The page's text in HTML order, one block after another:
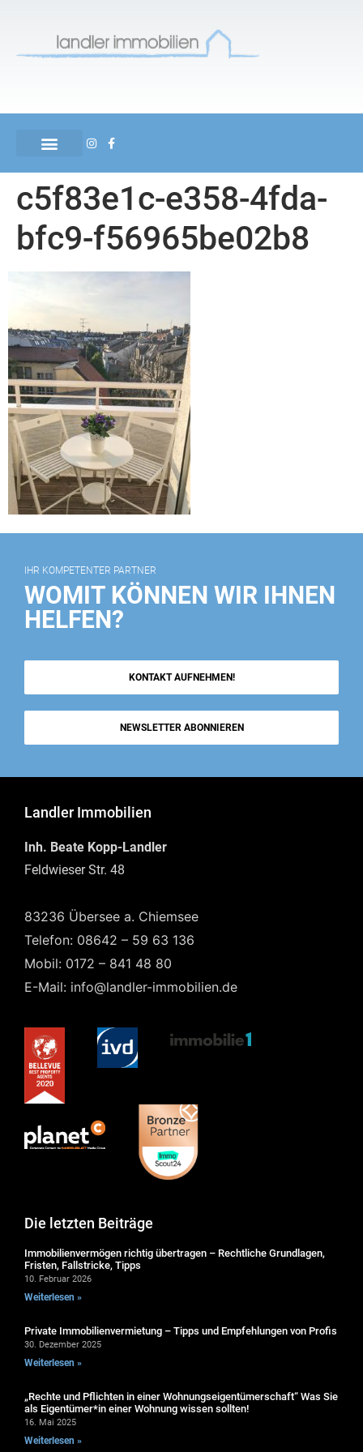
c5f83e1c-e358-4fda-
bfc9-f56965be02b8
IHR KOMPETENTER PARTNER
WOMIT KÖNNEN WIR IHNEN
HELFEN?
KONTAKT AUFNEHMEN!
NEWSLETTER ABONNIEREN
Landler Immobilien
Inh. Beate Kopp-Landler
Feldwieser Str. 48
83236 Übersee a. Chiemsee
Telefon: 08642 – 59 63 136
Mobil: 0172 – 841 48 80
E-Mail: info@landler-immobilien.de
Die letzten Beiträge
Immobilienvermögen richtig übertragen – Rechtliche Grundlagen,
Fristen, Fallstricke, Tipps
10. Februar 2026
Weiterlesen »
Private Immobilienvermietung – Tipps und Empfehlungen von Profis
30. Dezember 2025
Weiterlesen »
„Rechte und Pflichten in einer Wohnungseigentümerschaft“ Was Sie
als Eigentümer*in einer Wohnung wissen sollten!
16. Mai 2025
Weiterlesen »